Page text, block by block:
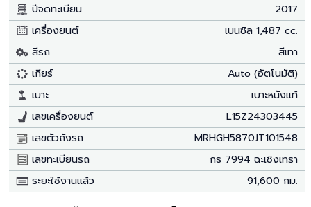
ปีจดทะเบียน
2017
เครื่องยนต์
เบนซิล 1,487 cc.
สีรถ
สีเทา
เกียร์
Auto (อัตโนมัติ)
เบาะ
เบาะหนังแท้
เลขเครื่องยนต์
L15Z24303445
เลขตัวถังรถ
MRHGH5870JT101548
เลขทะเบียนรถ
กธ 7994 ฉะเชิงเทรา
ระยะใช้งานแล้ว
91,600 กม.